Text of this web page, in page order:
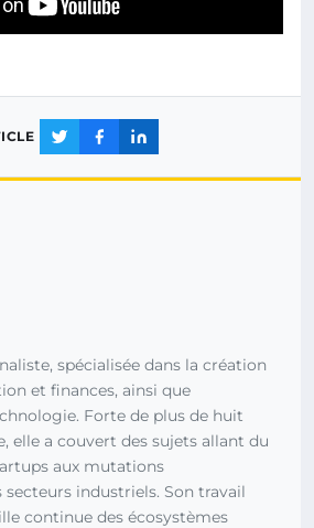
spécialisée dans la création
et finances, ainsi que
Forte de plus de huit
elle a couvert des sujets allant du
aux mutations
industriels. Son travail
continue des écosystèmes